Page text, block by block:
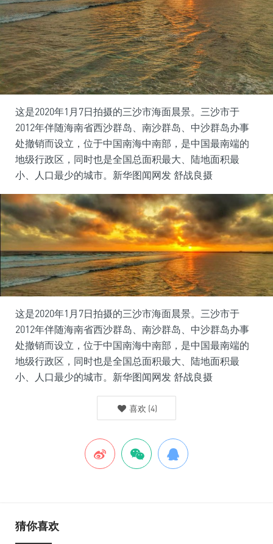
这是2020年1月7日拍摄的三沙市海面晨景。三沙市于
2012年伴随海南省西沙群岛、南沙群岛、中沙群岛办事
处撤销而设立，位于中国南海中南部，是中国最南端的
地级行政区，同时也是全国总面积最大、陆地面积最
小、人口最少的城市。新华图闻网发 舒战良摄
这是2020年1月7日拍摄的三沙市海面晨景。三沙市于
2012年伴随海南省西沙群岛、南沙群岛、中沙群岛办事
处撤销而设立，位于中国南海中南部，是中国最南端的
地级行政区，同时也是全国总面积最大、陆地面积最
小、人口最少的城市。新华图闻网发 舒战良摄
喜欢 (4)
猜你喜欢